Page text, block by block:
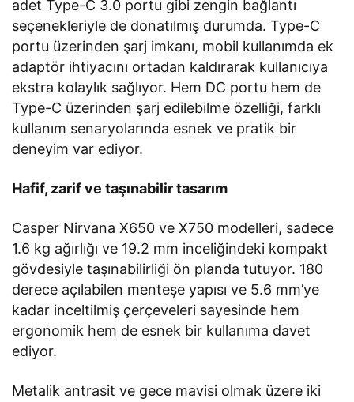
adet Type-C 3.0 portu gibi zengin bağlantı
seçenekleriyle de donatılmış durumda. Type-C
portu üzerinden şarj imkanı, mobil kullanımda ek
adaptör ihtiyacını ortadan kaldırarak kullanıcıya
ekstra kolaylık sağlıyor. Hem DC portu hem de
Type-C üzerinden şarj edilebilme özelliği, farklı
kullanım senaryolarında esnek ve pratik bir
deneyim var ediyor.
Hafif, zarif ve taşınabilir tasarım
Casper Nirvana X650 ve X750 modelleri, sadece
1.6 kg ağırlığı ve 19.2 mm inceliğindeki kompakt
gövdesiyle taşınabilirliği ön planda tutuyor. 180
derece açılabilen menteşe yapısı ve 5.6 mm’ye
kadar inceltilmiş çerçeveleri sayesinde hem
ergonomik hem de esnek bir kullanıma davet
ediyor.
Metalik antrasit ve gece mavisi olmak üzere iki